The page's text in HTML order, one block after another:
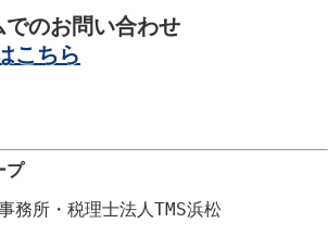
でのお問い合わせ
こちら
プ
務所 ・ 税理士法人TMS浜松